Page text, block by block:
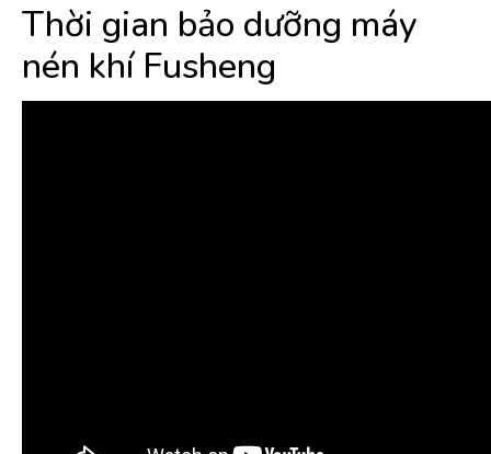
Thời gian bảo dưỡng máy
nén khí Fusheng